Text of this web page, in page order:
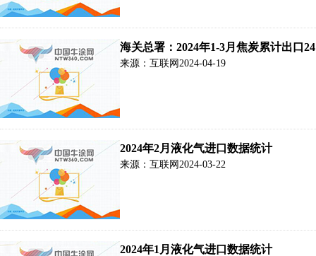
海关总署：2024年1-3月焦炭累计出口
来源：互联网 2024-04-19
2024年2月液化气进口数据统计
来源：互联网 2024-03-22
2024年1月液化气进口数据统计